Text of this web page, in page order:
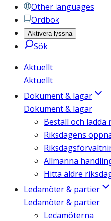
Other languages
Ordbok
Aktivera lyssna
Sök
Aktuellt
Aktuellt
Dokument & lagar
Dokument & lagar
Beställ och ladda
Riksdagens
Allmänna
Hitta äldre
Ledamöter & partier
Ledamöter & partier
Ledamöterna